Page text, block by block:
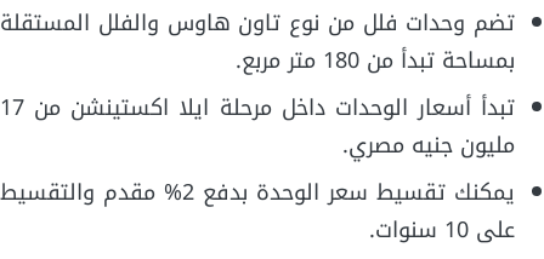
تضم وحدات فلل من نوع تاون هاوس والفلل المستقلة
بمساحة تبدأ من 180 متر مربع.
تبدأ أسعار الوحدات داخل مرحلة ايلا اكستينشن من 17
مليون جنيه مصري.
يمكنك تقسيط سعر الوحدة بدفع 2% مقدم والتقسيط
على 10 سنوات.